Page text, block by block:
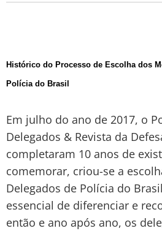
Histórico do Processo de Escolha dos
Polícia do Brasil
Em julho do ano de 2017, o
Delegados & Revista da
completaram 10 anos de
comemorar, criou-se a
Delegados de Polícia do
essencial de diferenciar e
então e ano após ano, os